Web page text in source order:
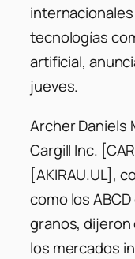
tecnologías
artificial,
jueves.
Archer Daniels
Cargill Inc.
[AKIRAU.UL],
como los
granos, dijeron
los mercados